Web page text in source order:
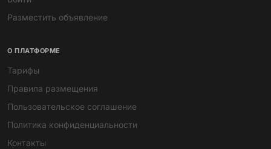
Разместить объявление
О ПЛАТФОРМЕ
Тарифы
Правила размещения
Пользовательское соглашение
Политика конфиденциальности
Контакты